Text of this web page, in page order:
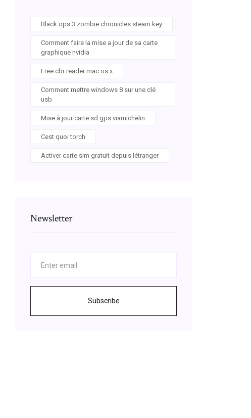
Black ops 3 zombie chronicles steam key
Comment faire la mise a jour de sa carte
graphique nvidia
Free cbr reader mac os x
Comment mettre windows 8 sur une clé
usb
Mise à jour carte sd gps viamichelin
Cest quoi torch
Activer carte sim gratuit depuis létranger
Newsletter
Subscribe